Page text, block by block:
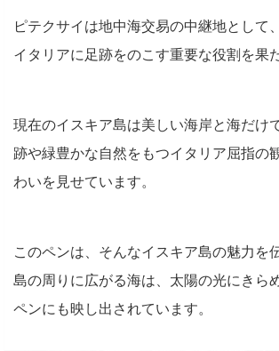
ピテクサイは地中海交易の中継地として
イタリアに足跡をのこす重要な役割を果
現在のイスキア島は美しい海岸と海だけ
跡や緑豊かな自然をもつイタリア屈指の
わいを見せています。
このペンは、そんなイスキア島の魅力を
島の周りに広がる海は、太陽の光にきら
ペンにも映し出されています。